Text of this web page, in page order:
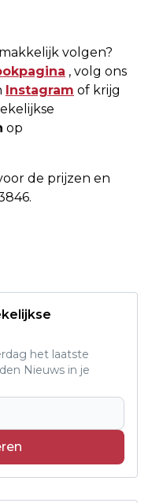
volgen?
, volg ons
Instagram of krijg
op
de prijzen en
het laatste
Nieuws in je